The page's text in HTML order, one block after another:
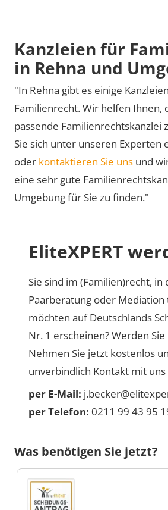
Kanzleien für
in Rehna und
"In Rehna gibt es einige
Familienrecht. Wir helfen Ihnen,
passende Familienrechtskanzlei
Sie sich unter unseren Experten
oder kontaktieren Sie uns und
eine sehr gute
Umgebung für Sie zu finden."
EliteXPERT
Sie sind im (Familien)recht, in
Paarberatung oder Mediation
möchten auf Deutschlands
Nr. 1 erscheinen? Werden Sie
Nehmen Sie jetzt kostenlos
unverbindlich Kontakt mit uns
per E-Mail:
per Telefon: 0211 99 43 95
Was benötigen Sie jetzt?